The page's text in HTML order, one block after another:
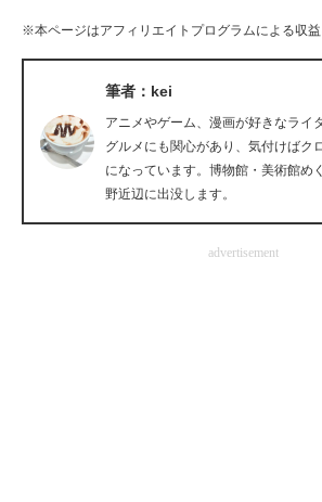
ビジネスと働き方のヒント
企業ITのトレンドを詳説
経営リーダーのコミュニティ
ITエンジニア向け専門サイト
※本ページはアフィリエイトプログラムによる収
筆者：kei
アニメやゲーム、漫画が好きなライ
グルメにも関心があり、気付けばク
になっています。博物館・美術館め
野近辺に出没します。
advertisement